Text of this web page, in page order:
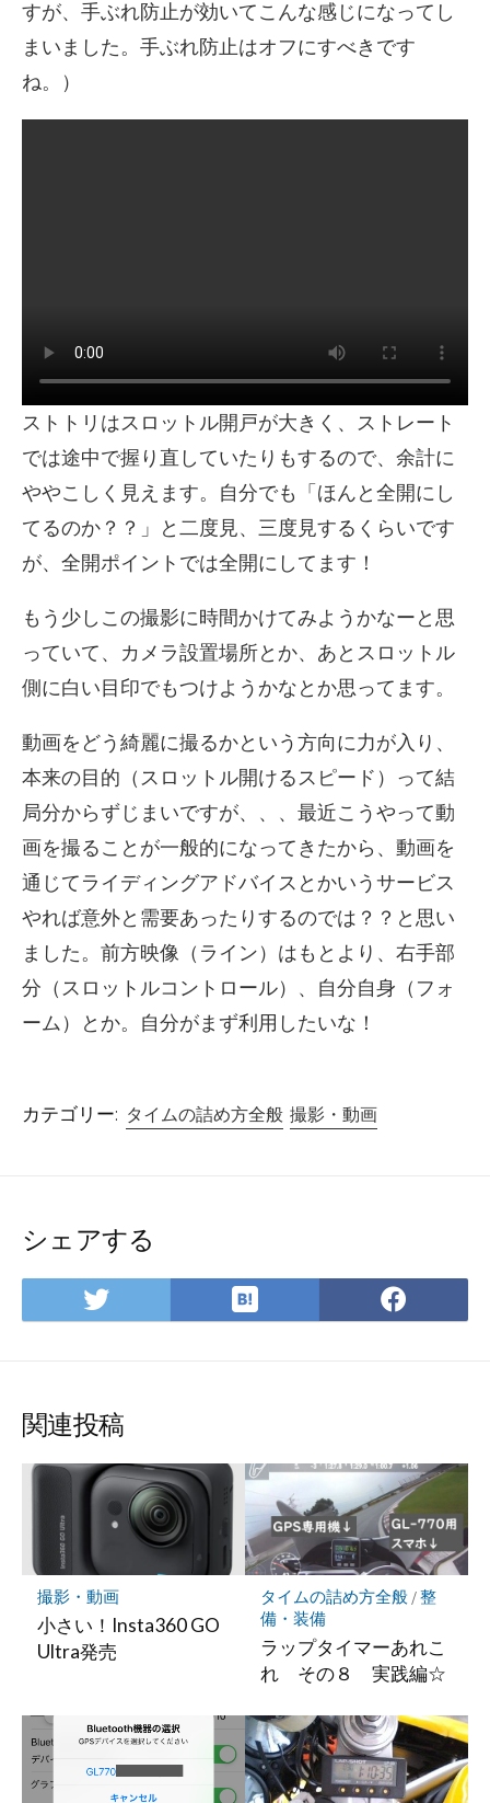
すが、手ぶれ防止が効いてこんな感じになってし
まいました。手ぶれ防止はオフにすべきです
ね。）
ストトリはスロットル開戸が大きく、ストレート
では途中で握り直していたりもするので、余計に
ややこしく見えます。自分でも「ほんと全開にし
てるのか？？」と二度見、三度見するくらいです
が、全開ポイントでは全開にしてます！
もう少しこの撮影に時間かけてみようかなーと思
っていて、カメラ設置場所とか、あとスロットル
側に白い目印でもつけようかなとか思ってます。
動画をどう綺麗に撮るかという方向に力が入り、
本来の目的（スロットル開けるスピード）って結
局分からずじまいですが、、、最近こうやって動
画を撮ることが一般的になってきたから、動画を
通じてライディングアドバイスとかいうサービス
やれば意外と需要あったりするのでは？？と思い
ました。前方映像（ライン）はもとより、右手部
分（スロットルコントロール）、自分自身（フォ
ーム）とか。自分がまず利用したいな！
カテゴリー: タイムの詰め方全般 撮影・動画
シェアする
Twitter
で
は
て
マ
ー
ク
に
保
存
で
関連投稿
撮影・動画
小さい！Insta360 GO
Ultra発売
タイムの詰め方全般/整
備・装備
ラップタイマーあれこ
れ その８ 実践編☆